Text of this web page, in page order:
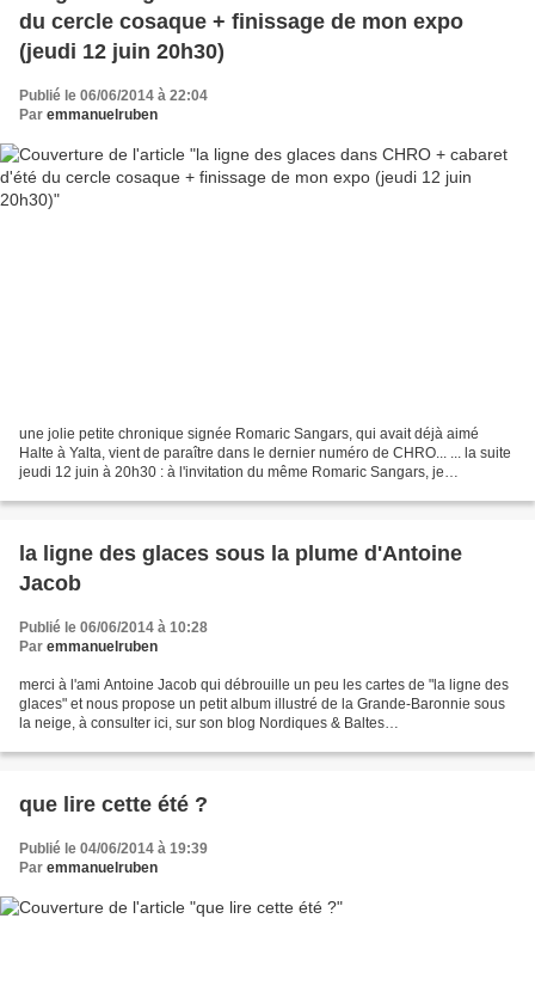
du cercle cosaque + finissage de mon expo
(jeudi 12 juin 20h30)
Publié le 06/06/2014 à 22:04
Par emmanuelruben
une jolie petite chronique signée Romaric Sangars, qui avait déjà aimé
Halte à Yalta, vient de paraître dans le dernier numéro de CHRO... ... la suite
jeudi 12 juin à 20h30 : à l'invitation du même Romaric Sangars, je
la ligne des glaces sous la plume d'Antoine
Jacob
Publié le 06/06/2014 à 10:28
Par emmanuelruben
merci à l'ami Antoine Jacob qui débrouille un peu les cartes de "la ligne des
glaces" et nous propose un petit album illustré de la Grande-Baronnie sous
la neige, à consulter ici, sur son blog Nordiques & Baltes
glissades.html...
que lire cette été ?
Publié le 04/06/2014 à 19:39
Par emmanuelruben